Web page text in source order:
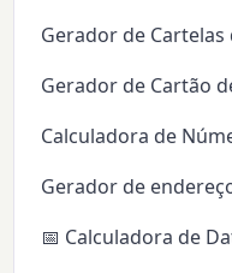
Gerador de Cartelas
Gerador de Cartão
Calculadora de
Gerador de
📅 Calculadora de